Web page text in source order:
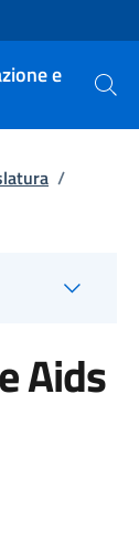
e
Cerca
/
Aids